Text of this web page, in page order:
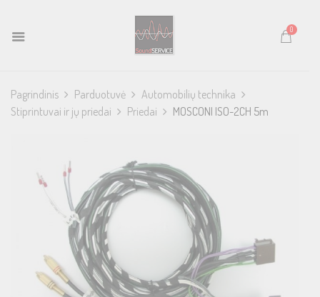
0
Pagrindinis Parduotuvė
Automobilių technika
Stiprintuvai ir jų priedai
Priedai MOSCONI ISO-2CH 5m